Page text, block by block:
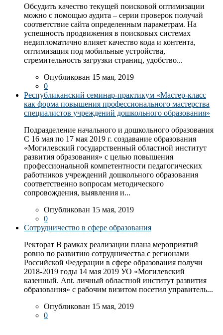
Обсудить качество текущей поисковой оптимизации
можно с помощью аудита – серии проверок получай
соответствие сайта определенным параметрам. На
успешность продвижения в поисковых системах
недипломатично влияет качество кода и контента,
оптимизация под мобильные устройства,
стремительность загрузки страниц, удобство...
Опубликован 15 мая, 2019
0
Республиканский семинар-практикум «Мастер-класс
как форма повышения профессионального мастерства
специалистов учреждений дошкольного образования»
Подразделение начального и дошкольного образования
С 16 мая по 17 мая 2019 г. создавание образования
«Могилевский государственный областной институт
развития образования» с целью повышения
профессиональной компетентности педагогических
работников учреждений дошкольного образования
соответственно вопросам методического
сопровождения, выявления и...
Опубликован 15 мая, 2019
0
Сотрудничество в сфере образования
Ректорат В рамках реализации плана мероприятий
ровно по развитию сотрудничества с регионами
Российской Федерации в сфере образования получи
2018-2019 годы 14 мая 2019 УО «Могилевский
казенный. Ant. личный областной институт развития
образования» с рабочим визитом посетил управитель...
Опубликован 15 мая, 2019
0